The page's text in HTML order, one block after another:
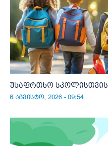
უსაფრთხო სკოლისთვის
6 აგვისტო, 2026 - 09:54